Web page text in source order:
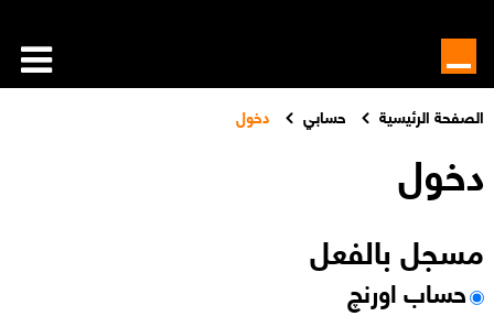
الصفحة الرئيسية حسابي دخول
دخول
مسجل بالفعل
حساب اورنچ